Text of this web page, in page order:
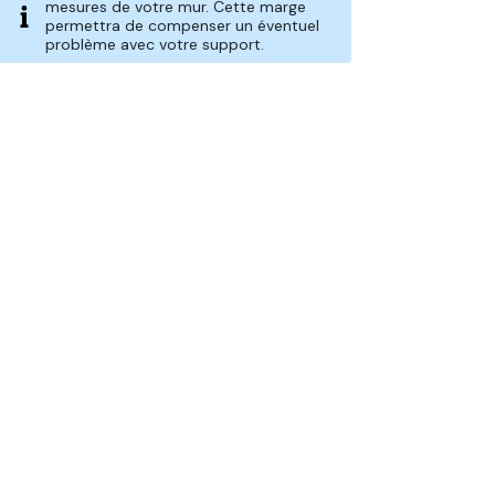
mesures de votre mur. Cette marge
permettra de compenser un éventuel
problème avec votre support.